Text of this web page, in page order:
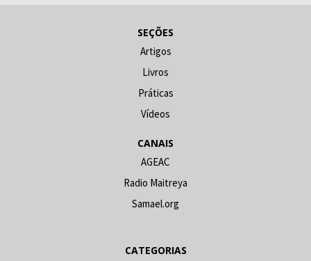
SEÇÕES
Artigos
Livros
Práticas
Vídeos
CANAIS
AGEAC
Radio Maitreya
Samael.org
CATEGORIAS